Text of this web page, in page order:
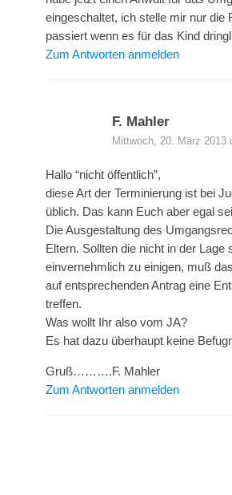
eingeschaltet, ich stelle mir nur die
passiert wenn es für das Kind
Zum Antworten anmelden
F. Mahler
Mittwoch, 20. März 2013
Hallo “nicht öffentlich”,
diese Art der Terminierung ist bei
üblich. Das kann Euch aber egal
Die Ausgestaltung des
Eltern. Sollten die nicht in der Lage
einvernehmlich zu einigen, muß
auf entsprechenden Antrag eine
treffen.
Was wollt Ihr also vom JA?
Es hat dazu überhaupt keine
Gruß……….F. Mahler
Zum Antworten anmelden